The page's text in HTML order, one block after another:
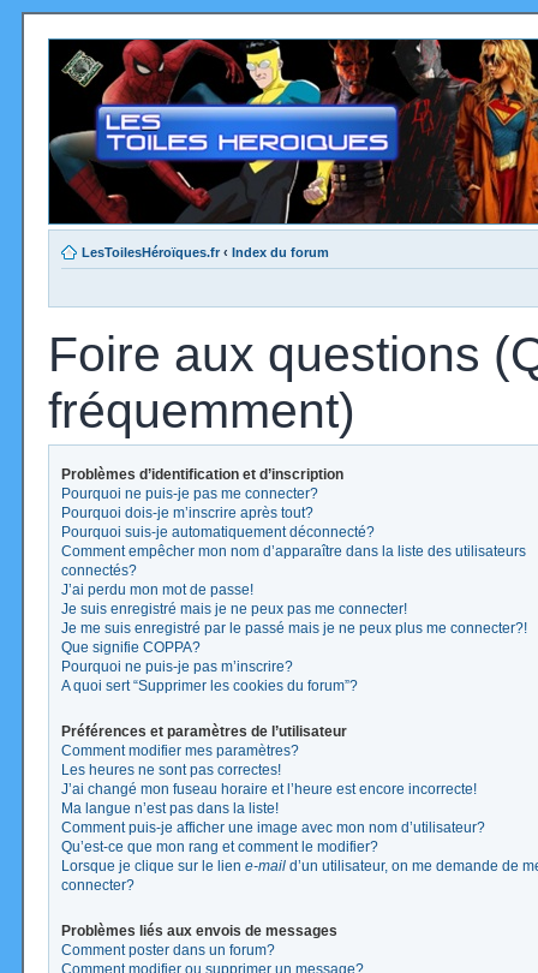
LesToilesHéroïques.fr ‹ Index du forum
Foire aux questions
fréquemment)
Problèmes d’identification et d’inscription
Pourquoi ne puis-je pas me connecter?
Pourquoi dois-je m’inscrire après tout?
Pourquoi suis-je automatiquement déconnecté?
Comment empêcher mon nom d’apparaître dans la liste des utilisateurs
connectés?
J’ai perdu mon mot de passe!
Je suis enregistré mais je ne peux pas me connecter!
Je me suis enregistré par le passé mais je ne peux plus me connecter?!
Que signifie COPPA?
Pourquoi ne puis-je pas m’inscrire?
A quoi sert “Supprimer les cookies du forum”?
Préférences et paramètres de l’utilisateur
Comment modifier mes paramètres?
Les heures ne sont pas correctes!
J’ai changé mon fuseau horaire et l’heure est encore incorrecte!
Ma langue n’est pas dans la liste!
Comment puis-je afficher une image avec mon nom d’utilisateur?
Qu’est-ce que mon rang et comment le modifier?
Lorsque je clique sur le lien e-mail d’un utilisateur, on me demande de
connecter?
Problèmes liés aux envois de messages
Comment poster dans un forum?
Comment modifier ou supprimer un message?